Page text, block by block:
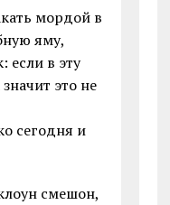
мордой в
яму,
если в эту
это не
сегодня и
смешон,